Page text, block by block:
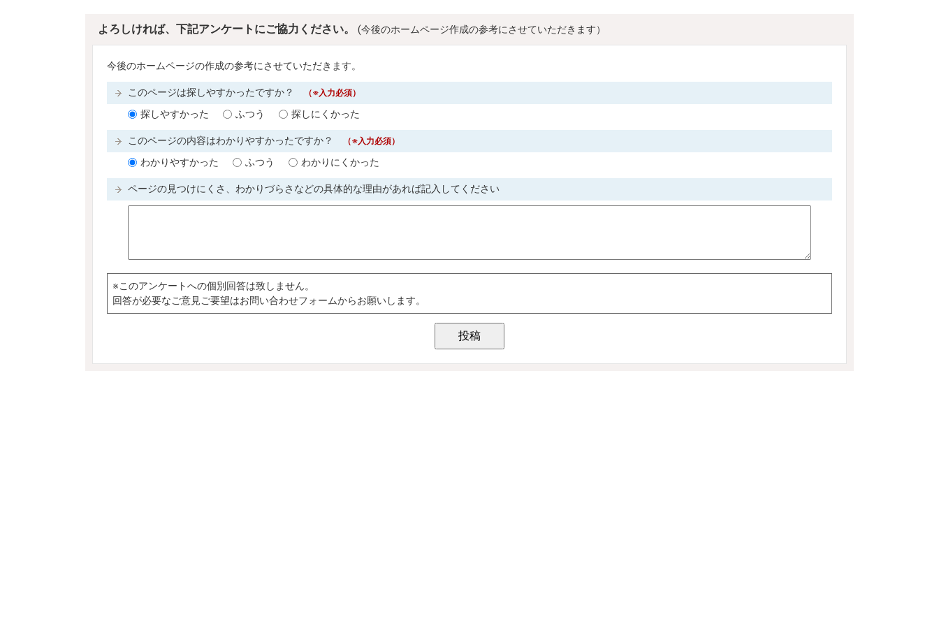
よろしければ、下記アンケートにご協力ください。 (今後のホームページ作成の参考にさせていただきます）
今後のホームページの作成の参考にさせていただきます。
このページは探しやすかったですか？ （※入力必須）
探しやすかった ふつう 探しにくかった
このページの内容はわかりやすかったですか？ （※入力必須）
わかりやすかった ふつう わかりにくかった
ページの見つけにくさ、わかりづらさなどの具体的な理由があれば記入してください
※このアンケートへの個別回答は致しません。
回答が必要なご意見ご要望はお問い合わせフォームからお願いします。